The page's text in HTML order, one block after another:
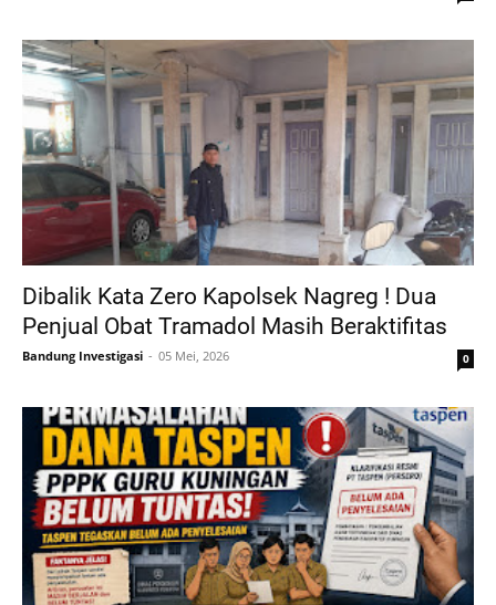
Dibalik Kata Zero Kapolsek Nagreg ! Dua
Penjual Obat Tramadol Masih Beraktifitas
Bandung Investigasi 05 Mei, 2026 0